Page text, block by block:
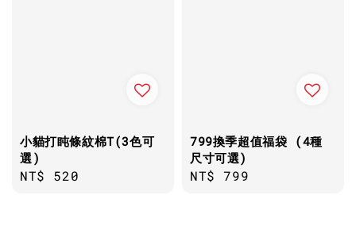
小貓打盹條紋棉T(3色可
選)
Regular
NT$ 520
799換季超值福袋 (4種
尺寸可選)
Regular
NT$ 799